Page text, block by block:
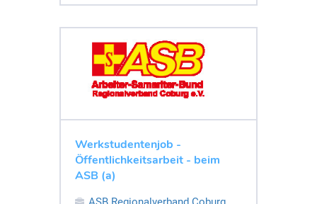
Werkstudentenjob -
Öffentlichkeitsarbeit - beim
ASB (a)